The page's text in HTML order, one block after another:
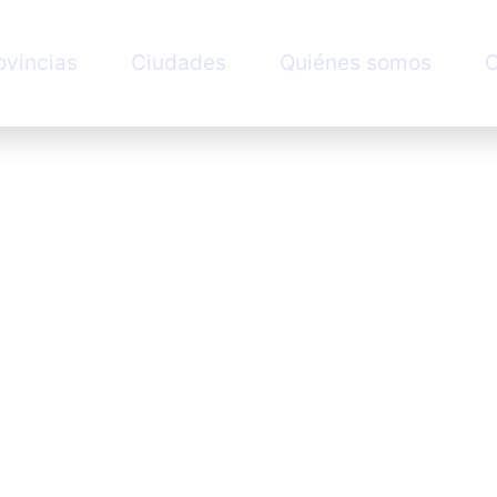
Ciudades Quiénes somos